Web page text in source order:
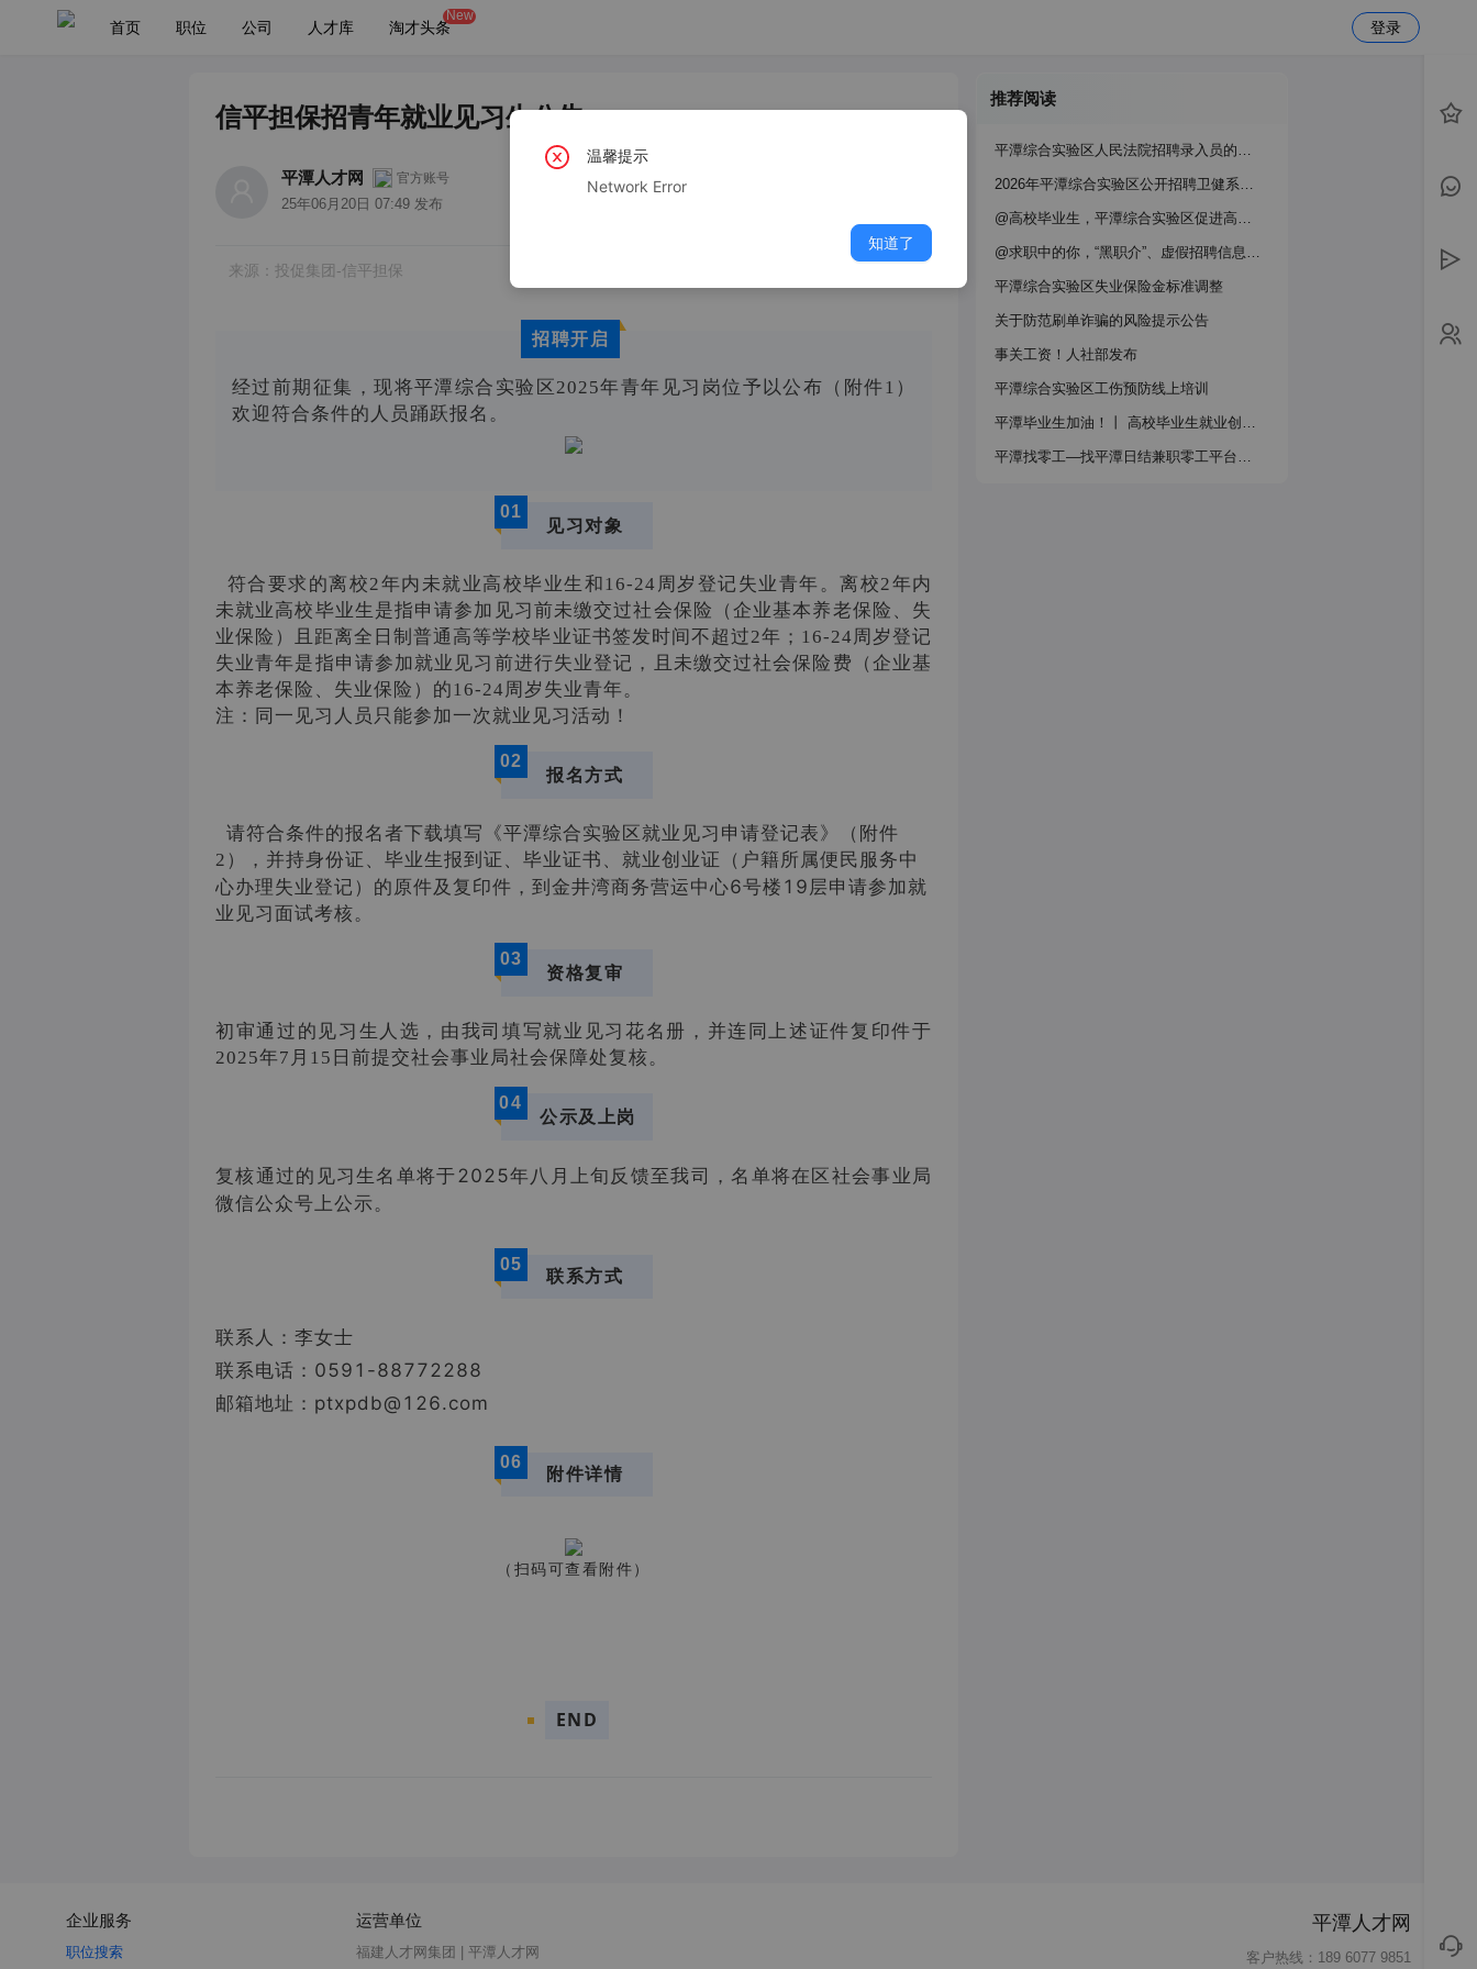
首页 职位 公司 人才库 淘才头条
New
登录
信平担保招青年就业见习生公告
平潭人才网 官方账号
25年06月20日 07:49 发布
来源：投促集团-信平担保
招聘开启
经过前期征集，现将平潭综合实验区2025年青年见习岗位予以公布（附件1）
欢迎符合条件的人员踊跃报名。
01
见习对象
符合要求的离校2年内未就业高校毕业生和16-24周岁登记失业青年。离校2年内
未就业高校毕业生是指申请参加见习前未缴交过社会保险（企业基本养老保险、失
业保险）且距离全日制普通高等学校毕业证书签发时间不超过2年；16-24周岁登记
失业青年是指申请参加就业见习前进行失业登记，且未缴交过社会保险费（企业基
本养老保险、失业保险）的16-24周岁失业青年。
注：同一见习人员只能参加一次就业见习活动！
02
报名方式
请符合条件的报名者下载填写《平潭综合实验区就业见习申请登记表》（附件
2），并持身份证、毕业生报到证、毕业证书、就业创业证（户籍所属便民服务中
心办理失业登记）的原件及复印件，到 金井湾商务营运中心6号楼19层申请参加就
业见习面试考核。
03
资格复审
初审通过的见习生人选，由我司填写就业见习花名册，并连同上述证件复印件于
2025年7月15日前提交社会事业局社会保障处复核。
04
公示及上岗
复核通过的见习生名单将于2025年八月上旬反馈至我司，名单将在区社会事业局
微信公众号上公示。
05
联系方式
联系人：李女士
联系电话： 0591-88772288
邮箱地址：ptxpdb@126.com
06
附件详情
（扫码可查看附件）
END
推荐阅读
平潭综合实验区人民法院招聘录入员的公告
2026年平潭综合实验区公开招聘卫健系统事业单位工作人员公告
@高校毕业生，平潭综合实验区促进高校毕业生就业创业政策指南请查收！
@求职中的你，“黑职介”、虚假招聘信息需警惕！
平潭综合实验区失业保险金标准调整
关于防范刷单诈骗的风险提示公告‌
事关工资！人社部发布
平潭综合实验区工伤预防线上培训
平潭毕业生加油！丨 高校毕业生就业创业政策服务指南
平潭找零工—找平潭日结兼职零工平台推荐！
企业服务
职位搜索
运营单位
福建人才网集团 | 平潭人才网
平潭人才网
客户热线：189 6077 9851
温馨提示
Network Error
知道了